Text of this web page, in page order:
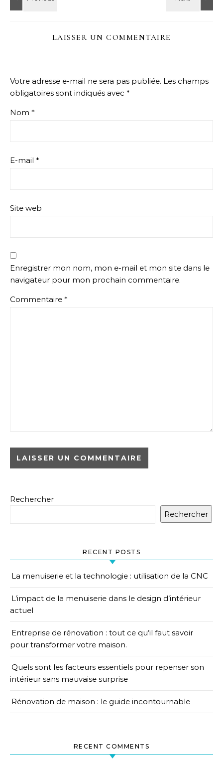
LAISSER UN COMMENTAIRE
Votre adresse e-mail ne sera pas publiée. Les champs
obligatoires sont indiqués avec *
Nom *
E-mail *
Site web
Enregistrer mon nom, mon e-mail et mon site dans le
navigateur pour mon prochain commentaire.
Commentaire *
Rechercher
Rechercher
RECENT POSTS
La menuiserie et la technologie : utilisation de la CNC
L’impact de la menuiserie dans le design d’intérieur
actuel
Entreprise de rénovation : tout ce qu’il faut savoir
pour transformer votre maison.
Quels sont les facteurs essentiels pour repenser son
intérieur sans mauvaise surprise
Rénovation de maison : le guide incontournable
RECENT COMMENTS